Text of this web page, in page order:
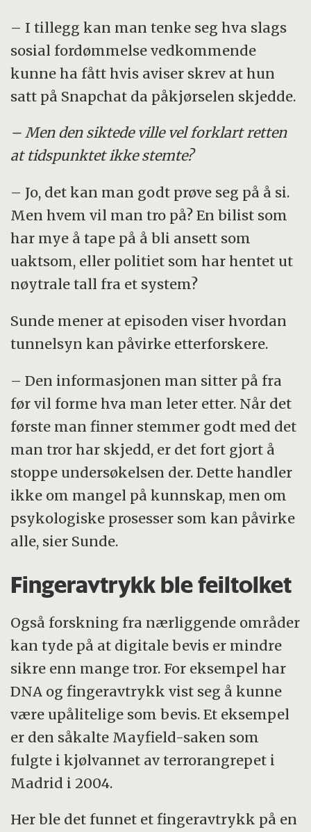
– I tillegg kan man tenke seg hva slags
sosial fordømmelse vedkommende
kunne ha fått hvis aviser skrev at hun
satt på Snapchat da påkjørselen skjedde.
– Men den siktede ville vel forklart retten
at tidspunktet ikke stemte?
– Jo, det kan man godt prøve seg på å si.
Men hvem vil man tro på? En bilist som
har mye å tape på å bli ansett som
uaktsom, eller politiet som har hentet ut
nøytrale tall fra et system?
Sunde mener at episoden viser hvordan
tunnelsyn kan påvirke etterforskere.
– Den informasjonen man sitter på fra
før vil forme hva man leter etter. Når det
første man finner stemmer godt med det
man tror har skjedd, er det fort gjort å
stoppe undersøkelsen der. Dette handler
ikke om mangel på kunnskap, men om
psykologiske prosesser som kan påvirke
alle, sier Sunde.
Fingeravtrykk ble feiltolket
Også forskning fra nærliggende områder
kan tyde på at digitale bevis er mindre
sikre enn mange tror. For eksempel har
DNA og fingeravtrykk vist seg å kunne
være upålitelige som bevis. Et eksempel
er den såkalte Mayfield-saken som
fulgte i kjølvannet av terrorangrepet i
Madrid i 2004.
Her ble det funnet et fingeravtrykk på en